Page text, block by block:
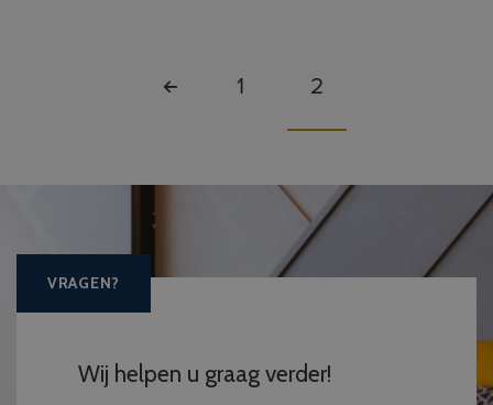
1 2
VRAGEN?
Wij helpen u graag verder!